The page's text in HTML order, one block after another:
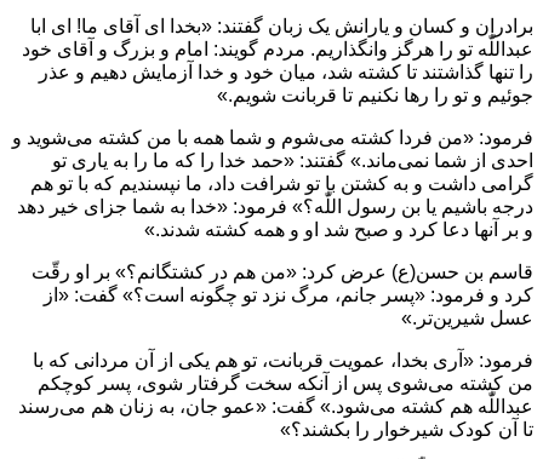
برادران و كسان و يارانش يک ‌زبان گفتند: «بخدا اى آقاى ما! اى ابا
عبداللّٰه تو را هرگز وانگذاريم. مردم گويند: امام و بزرگ و آقاى خود
را تنها گذاشتند تا كشته شد، ميان خود و خدا آزمايش دهيم و عذر
جوئيم و تو را رها نكنيم تا قربانت شويم.»
فرمود: «من فردا كشته مى‌شوم و شما همه با من كشته مى‌شويد و
احدى از شما نمى‌ماند.» گفتند: «حمد خدا را كه ما را به يارى تو
گرامى داشت و به كشتن با تو شرافت داد، ما نپسنديم كه با تو هم
درجه باشيم يا بن رسول اللّٰه‌؟» فرمود: «خدا به شما جزاى خير دهد
و بر آنها دعا كرد و صبح شد او و همه كشته شدند.»
قاسم بن حسن(ع) عرض كرد: «من هم در كشتگانم‌؟» بر او رقّت
كرد و فرمود: «پسر جانم، مرگ نزد تو چگونه است‌؟» گفت: «از
عسل شيرين‌تر.»
فرمود: «آرى بخدا، عمويت قربانت، تو هم يكى از آن مردانى كه با
من كشته مى‌شوى پس از آنكه سخت گرفتار شوى، پسر كوچكم
عبداللّٰه هم كشته مى‌شود.» گفت: «عمو جان، به زنان هم مى‌رسند
تا آن كودک شيرخوار را بكشند؟»